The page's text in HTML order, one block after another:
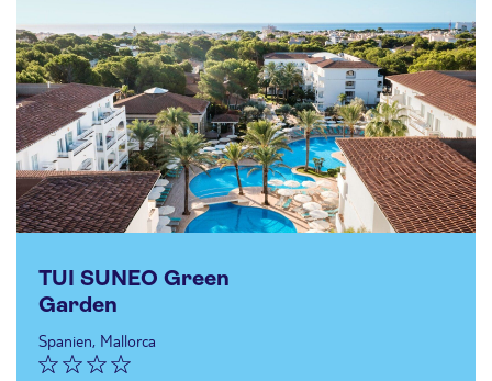
TUI SUNEO Green
Garden
Spanien, Mallorca